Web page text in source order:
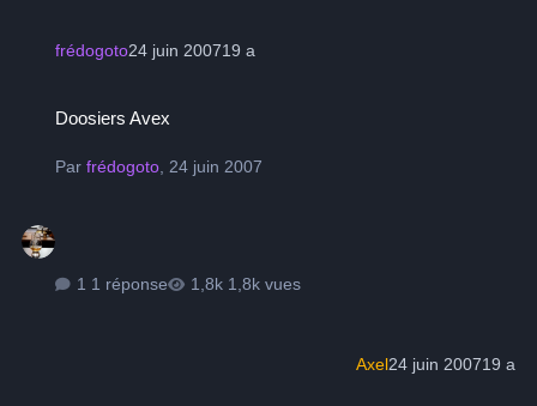
frédogoto24 juin 200719 a
Doosiers Avex
Parfrédogoto 24 juin 2007
1 réponse 1,8k vues
Axel24 juin 200719 a